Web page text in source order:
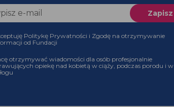
Politykę Prywatności i Zgodę na otrzymywanie
od Fundacji
otrzymywać wiadomości dla osób profesjonalnie
opiekę nad kobietą w ciąży, podczas porodu i w